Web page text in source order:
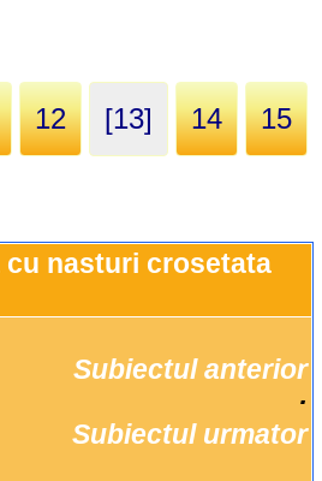
12 [13] 14 15
nasturi crosetata
Subiectul anterior
Subiectul urmator